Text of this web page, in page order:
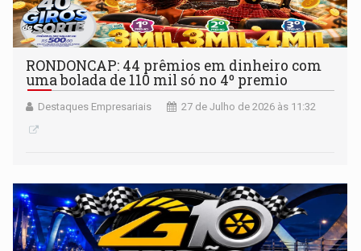
RONDONCAP: 44 prêmios em dinheiro com
uma bolada de 110 mil só no 4º premio
Destaques Empresariais 27 de Julho de 2026 às 11:32